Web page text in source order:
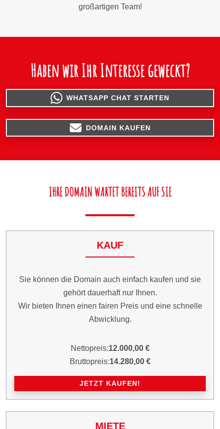
großartigen Team!
Haben wir Ihr Interesse geweckt?
WHATSAPP CHAT STARTEN
DOMAIN KAUFEN
IHRE DOMAIN WARTET BEREITS AUF SIE
KAUF
Sie können die Domain auch einfach kaufen und sie
gehört dauerhaft nur Ihnen.
Wir bieten Ihnen einen fairen Preis und eine schnelle
Abwicklung.
Nettopreis:12.000,00 €
Bruttopreis:14.280,00 €
JETZT KAUFEN!
MIETE